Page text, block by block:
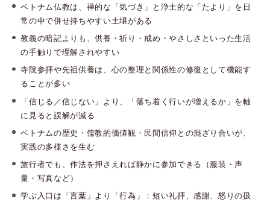
ベトナム仏教は、禅的な「気づき」と浄土的な「たより」を日
常の中で併せ持ちやすい土壌がある
教義の暗記よりも、供養・祈り・戒め・やさしさといった生活
の手触りで理解されやすい
寺院参拝や先祖供養は、心の整理と関係性の修復として機能す
ることが多い
「信じる／信じない」より、「落ち着く行いが増えるか」を軸
に見ると誤解が減る
ベトナムの歴史・儒教的価値観・民間信仰との混ざり合いが、
実践の多様さを生む
旅行者でも、作法を押さえれば静かに参加できる（服装・声
量・写真など）
学ぶ入口は「言葉」より「行為」：短い礼拝、感謝、怒りの扱